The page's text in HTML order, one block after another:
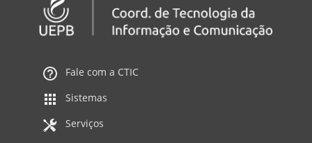
Fale com a CTIC
Sistemas
Serviços